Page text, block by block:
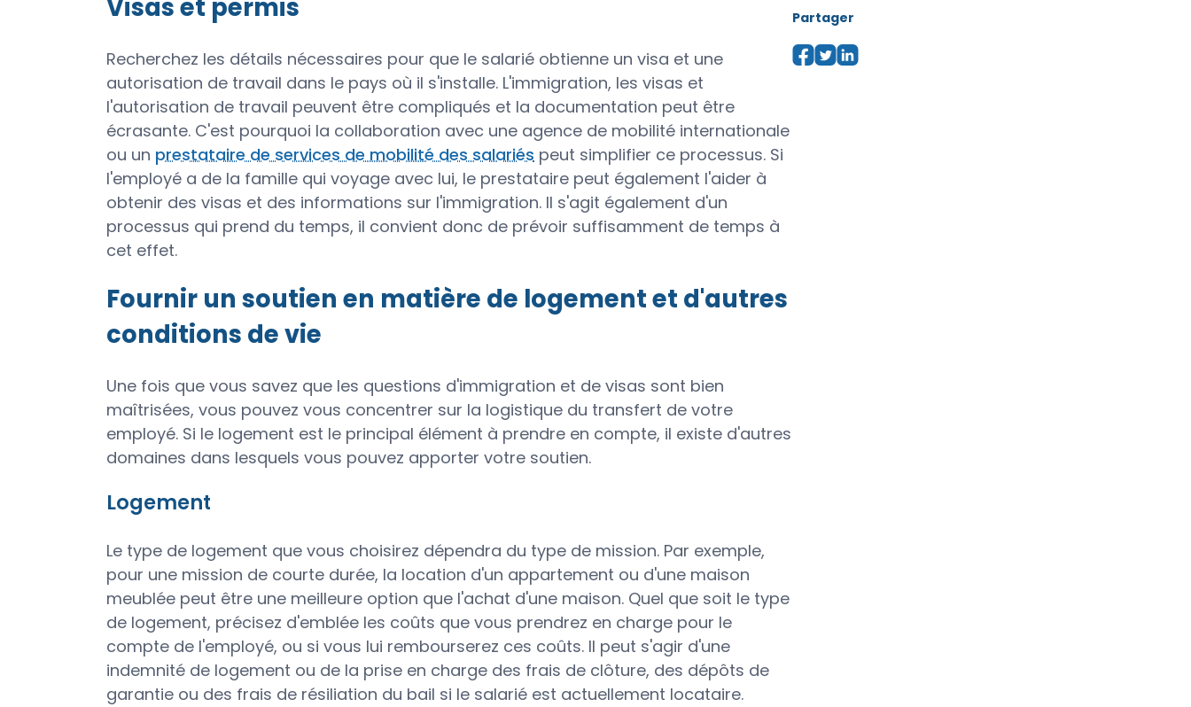
Visas et permis
Recherchez les détails nécessaires pour que le salarié obtienne un visa et une
autorisation de travail dans le pays où il s'installe. L'immigration, les visas et
l'autorisation de travail peuvent être compliqués et la documentation peut être
écrasante. C'est pourquoi la collaboration avec une agence de mobilité internationale
ou un prestataire de services de mobilité des salariés peut simplifier ce processus. Si
l'employé a de la famille qui voyage avec lui, le prestataire peut également l'aider à
obtenir des visas et des informations sur l'immigration. Il s'agit également d'un
processus qui prend du temps, il convient donc de prévoir suffisamment de temps à
cet effet.
Fournir un soutien en matière de logement et d'autres
conditions de vie
Une fois que vous savez que les questions d'immigration et de visas sont bien
maîtrisées, vous pouvez vous concentrer sur la logistique du transfert de votre
employé. Si le logement est le principal élément à prendre en compte, il existe d'autres
domaines dans lesquels vous pouvez apporter votre soutien.
Logement
Le type de logement que vous choisirez dépendra du type de mission. Par exemple,
pour une mission de courte durée, la location d'un appartement ou d'une maison
meublée peut être une meilleure option que l'achat d'une maison. Quel que soit le type
de logement, précisez d'emblée les coûts que vous prendrez en charge pour le
compte de l'employé, ou si vous lui rembourserez ces coûts. Il peut s'agir d'une
indemnité de logement ou de la prise en charge des frais de clôture, des dépôts de
garantie ou des frais de résiliation du bail si le salarié est actuellement locataire.
Partager